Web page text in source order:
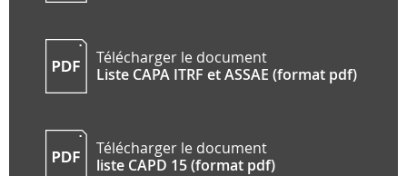
Télécharger le document
Liste CAPA ITRF et ASSAE (format pdf)
Télécharger le document
liste CAPD 15 (format pdf)